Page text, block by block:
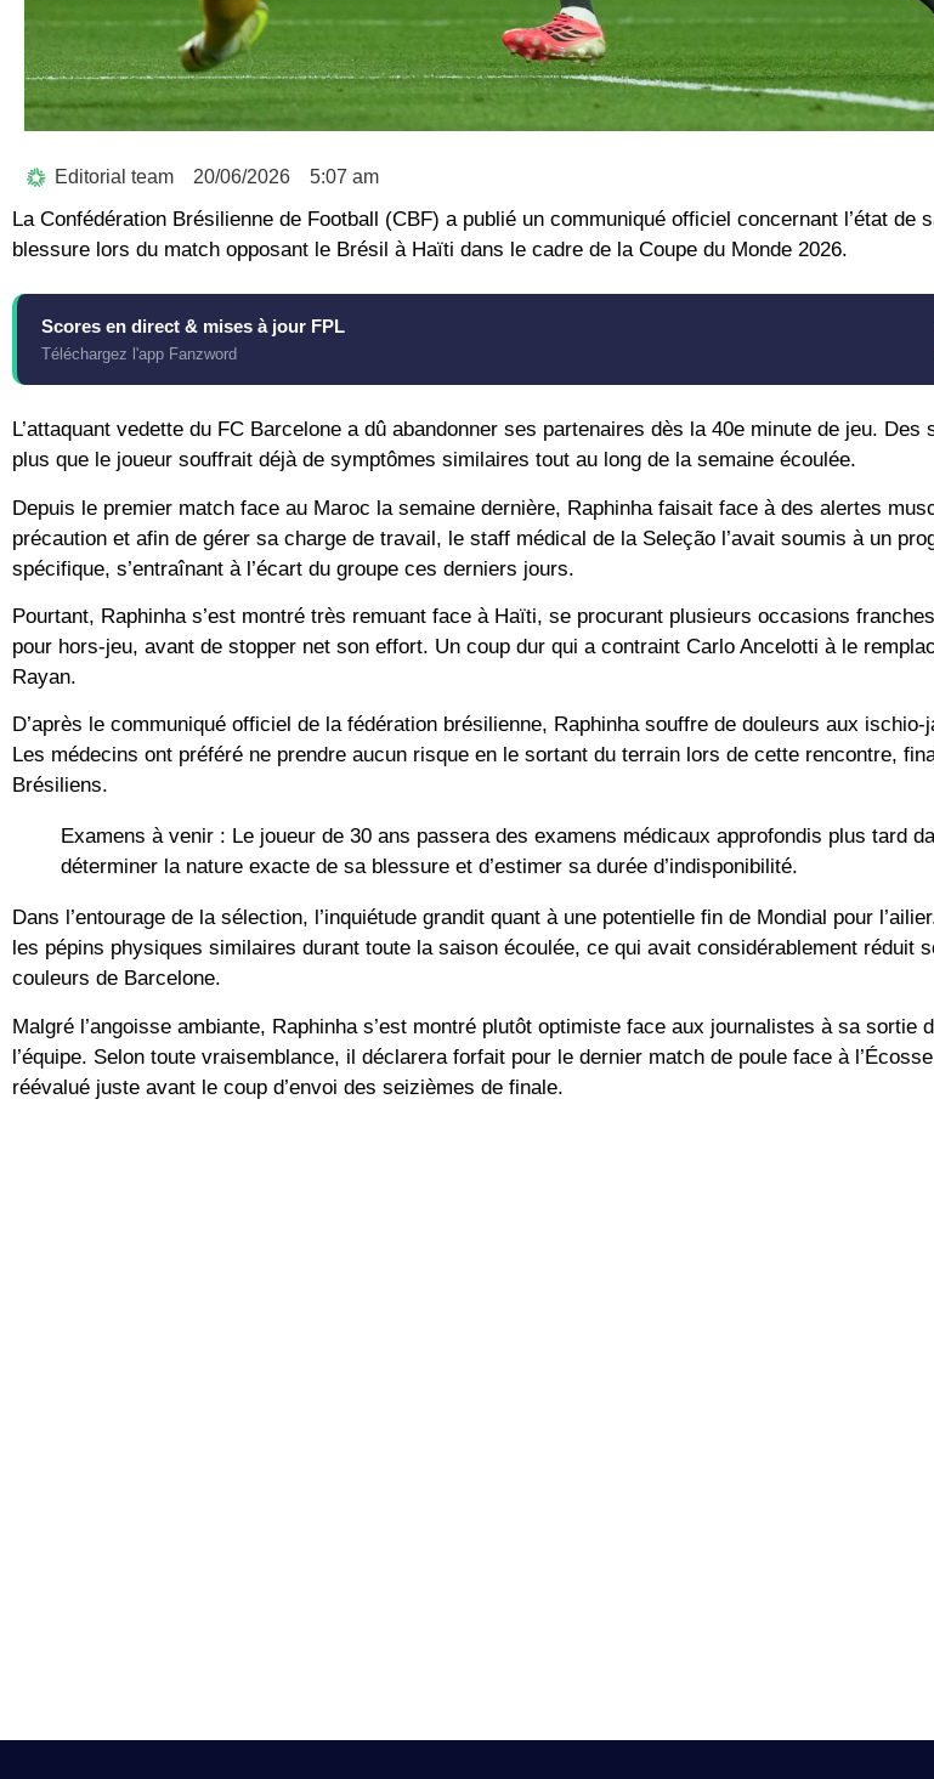
Editorial team 20/06/2026 5:07 am
La Confédération Brésilienne de Football (CBF) a publié un communiqué officiel concernant l’état de
blessure lors du match opposant le Brésil à Haïti dans le cadre de la Coupe du Monde 2026.
Scores en direct & mises à jour FPL
Téléchargez l'app Fanzword
L’attaquant vedette du FC Barcelone a dû abandonner ses partenaires dès la 40e minute de jeu. Des
plus que le joueur souffrait déjà de symptômes similaires tout au long de la semaine écoulée.
Depuis le premier match face au Maroc la semaine dernière, Raphinha faisait face à des alertes
précaution et afin de gérer sa charge de travail, le staff médical de la Seleção l’avait soumis à un
spécifique, s’entraînant à l’écart du groupe ces derniers jours.
Pourtant, Raphinha s’est montré très remuant face à Haïti, se procurant plusieurs occasions
pour hors-jeu, avant de stopper net son effort. Un coup dur qui a contraint Carlo Ancelotti à le
Rayan.
D’après le communiqué officiel de la fédération brésilienne, Raphinha souffre de douleurs aux ischio-
Les médecins ont préféré ne prendre aucun risque en le sortant du terrain lors de cette rencontre,
Brésiliens.
Examens à venir : Le joueur de 30 ans passera des examens médicaux approfondis plus tard
déterminer la nature exacte de sa blessure et d’estimer sa durée d’indisponibilité.
Dans l’entourage de la sélection, l’inquiétude grandit quant à une potentielle fin de Mondial pour
les pépins physiques similaires durant toute la saison écoulée, ce qui avait considérablement réduit
couleurs de Barcelone.
Malgré l’angoisse ambiante, Raphinha s’est montré plutôt optimiste face aux journalistes à sa sortie
l’équipe. Selon toute vraisemblance, il déclarera forfait pour le dernier match de poule face à
réévalué juste avant le coup d’envoi des seizièmes de finale.